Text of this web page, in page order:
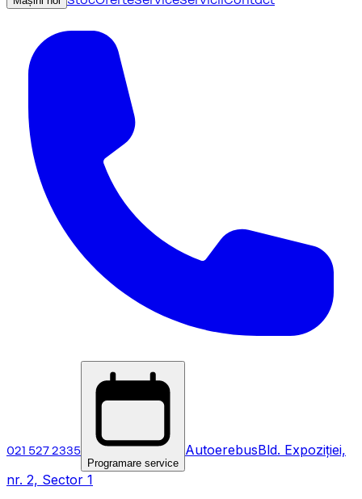
021 527 2335
Programare service
AutoerebusBld. Expoziției,
nr. 2, Sector 1